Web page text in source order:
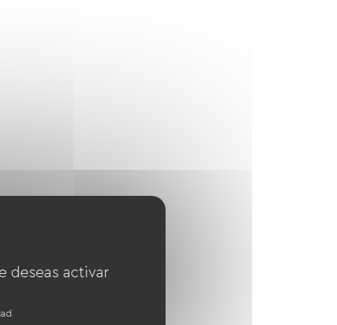
deseas activar